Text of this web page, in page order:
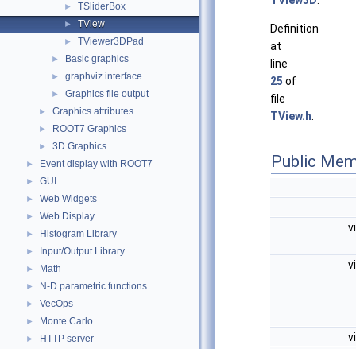
► TSliderBox
► TView
► TViewer3DPad
► Basic graphics
► graphviz interface
► Graphics file output
► Graphics attributes
► ROOT7 Graphics
► 3D Graphics
► Event display with ROOT7
► GUI
► Web Widgets
► Web Display
► Histogram Library
► Input/Output Library
► Math
► N-D parametric functions
► VecOps
► Monte Carlo
► HTTP server
Definition
at
line
25 of
file
TView.h
Public